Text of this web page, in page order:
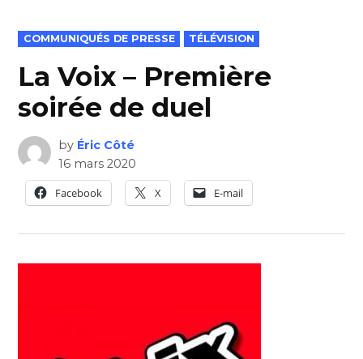
POSTED
IN
COMMUNIQUÉS DE PRESSE TÉLÉVISION
La Voix – Première
soirée de duel
by Éric Côté
16 mars 2020
Facebook
X E-mail